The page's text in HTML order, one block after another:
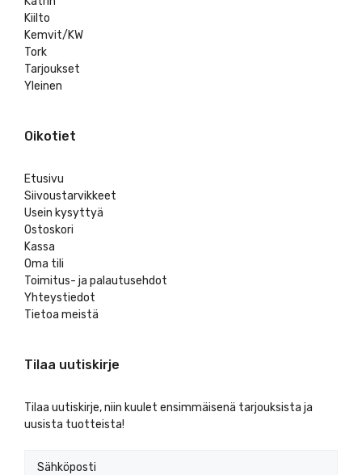
Kiilto
Kemvit/KW
Tork
Tarjoukset
Yleinen
Oikotiet
Etusivu
Siivoustarvikkeet
Usein kysyttyä
Ostoskori
Kassa
Oma tili
Toimitus- ja palautusehdot
Yhteystiedot
Tietoa meistä
Tilaa uutiskirje
Tilaa uutiskirje, niin kuulet ensimmäisenä tarjouksista ja
uusista tuotteista!